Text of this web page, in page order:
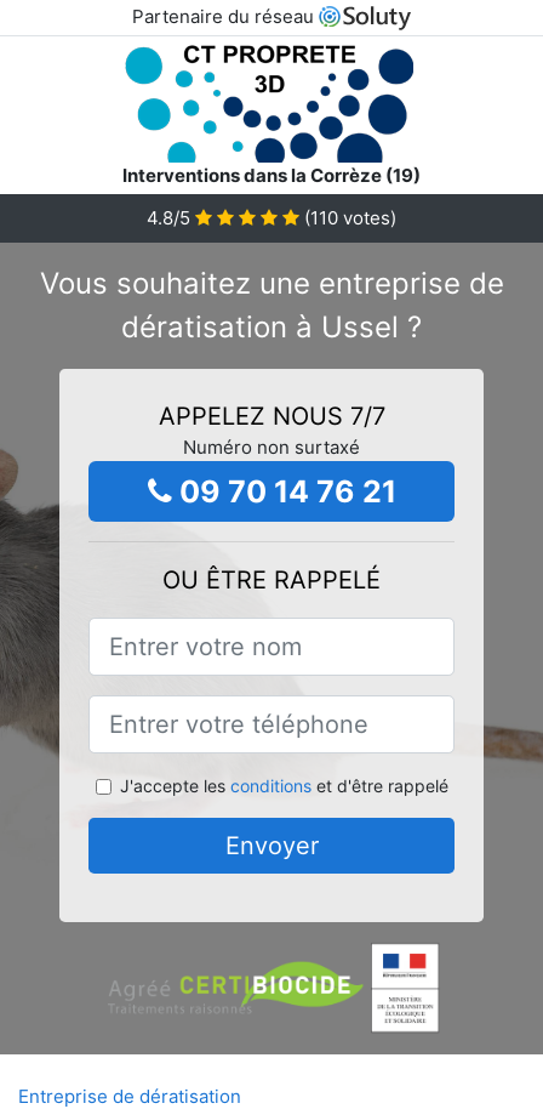
Partenaire du réseau
Interventions dans la Corrèze (19)
4.8/5
(110 votes)
Vous souhaitez une entreprise de
dératisation à Ussel ?
APPELEZ NOUS 7/7
Numéro non surtaxé
09 70 14 76 21
OU ÊTRE RAPPELÉ
J'accepte les conditionset d'être rappelé
Envoyer
Entreprise de dératisation